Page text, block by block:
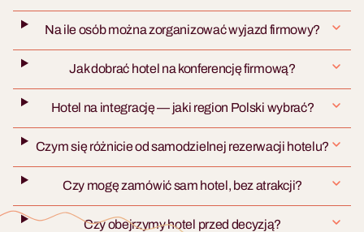
Na ile osób można zorganizować wyjazd firmowy?
Jak dobrać hotel na konferencję firmową?
Hotel na integrację — jaki region Polski wybrać?
Czym się różnicie od samodzielnej rezerwacji hotelu?
Czy mogę zamówić sam hotel, bez atrakcji?
Czy obejrzymy hotel przed decyzją?